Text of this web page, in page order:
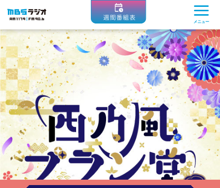
MBSラジオ 1179|FM90.6 メニュー